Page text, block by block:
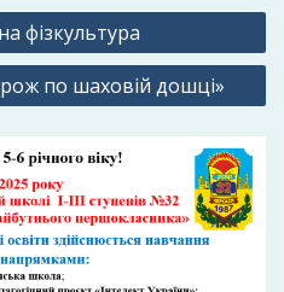
фізкультура
по шаховій дошці»